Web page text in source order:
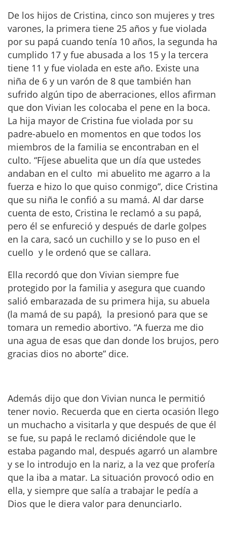
De los hijos de Cristina, cinco son mujeres y tres
varones, la primera tiene 25 años y fue violada
por su papá cuando tenía 10 años, la segunda ha
cumplido 17 y fue abusada a los 15 y la tercera
tiene 11 y fue violada en este año. Existe una
niña de 6 y un varón de 8 que también han
sufrido algún tipo de aberraciones, ellos afirman
que don Vivian les colocaba el pene en la boca.
La hija mayor de Cristina fue violada por su
padre-abuelo en momentos en que todos los
miembros de la familia se encontraban en el
culto. “Fíjese abuelita que un día que ustedes
andaban en el culto mi abuelito me agarro a la
fuerza e hizo lo que quiso conmigo”, dice Cristina
que su niña le confió a su mamá. Al dar darse
cuenta de esto, Cristina le reclamó a su papá,
pero él se enfureció y después de darle golpes
en la cara, sacó un cuchillo y se lo puso en el
cuello y le ordenó que se callara.
Ella recordó que don Vivian siempre fue
protegido por la familia y asegura que cuando
salió embarazada de su primera hija, su abuela
(la mamá de su papá), la presionó para que se
tomara un remedio abortivo. “A fuerza me dio
una agua de esas que dan donde los brujos, pero
gracias dios no aborte” dice.
Además dijo que don Vivian nunca le permitió
tener novio. Recuerda que en cierta ocasión llego
un muchacho a visitarla y que después de que él
se fue, su papá le reclamó diciéndole que le
estaba pagando mal, después agarró un alambre
y se lo introdujo en la nariz, a la vez que profería
que la iba a matar. La situación provocó odio en
ella, y siempre que salía a trabajar le pedía a
Dios que le diera valor para denunciarlo.